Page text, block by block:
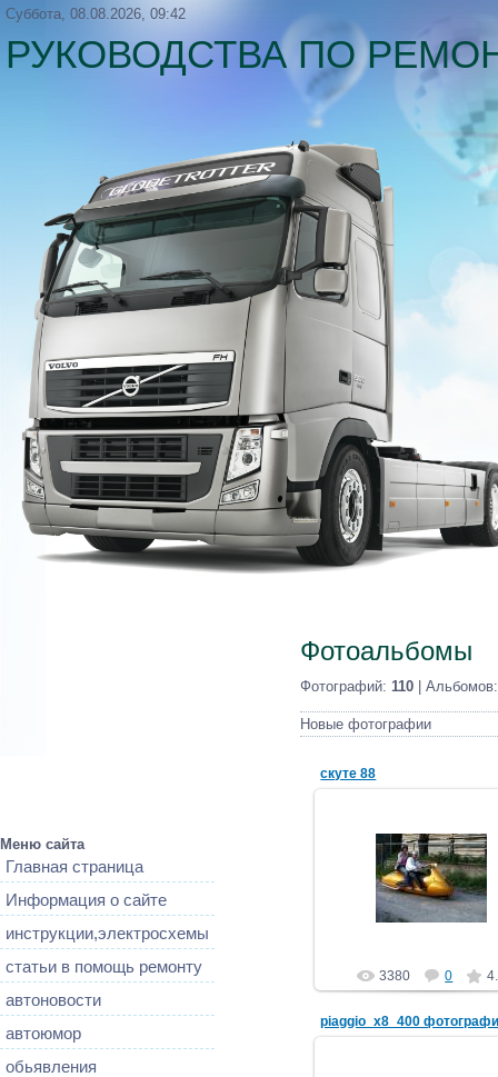
Суббота, 08.08.2026, 09:42
РУКОВОДСТВА ПО
Меню сайта
Главная страница
Информация о сайте
инструкции,электросхемы
статьи в помощь ремонту
автоновости
автоюмор
обьявления
Фотоальбомы
Фотографий: 110 |
Новые фотографии
скуте 88
15.07.2013
автоэлектрик
3380 0
piaggio_x8_400